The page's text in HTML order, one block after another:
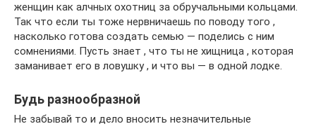
женщин как алчных охотниц за обручальными кольцами.
Так что если ты тоже нервничаешь по поводу того ,
насколько готова создать семью — поделись с ним
сомнениями. Пусть знает , что ты не хищница , которая
заманивает его в ловушку , и что вы — в одной лодке.
Будь разнообразной
Не забывай то и дело вносить незначительные